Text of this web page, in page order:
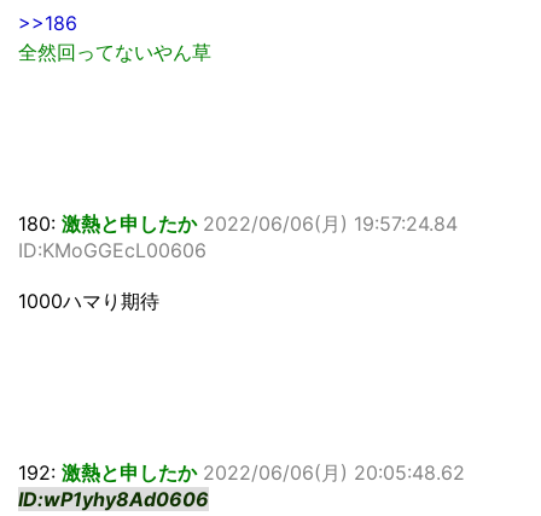
>>186
全然回ってないやん草
180: 激熱と申したか 2022/06/06(月) 19:57:24.84
ID:KMoGGEcL00606
1000ハマり期待
192: 激熱と申したか 2022/06/06(月) 20:05:48.62
ID:wP1yhy8Ad0606